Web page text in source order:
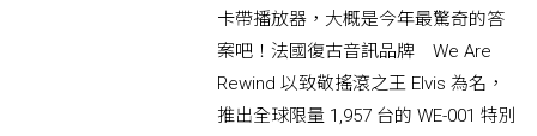
卡帶播放器，大概是今年最驚奇的答
案吧！法國復古音訊品牌 We Are
Rewind 以致敬搖滾之王 Elvis 為名，
推出全球限量 1,957 台的 WE-001 特別